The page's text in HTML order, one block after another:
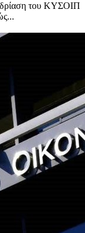
του ΚΥΣΟΙΠ